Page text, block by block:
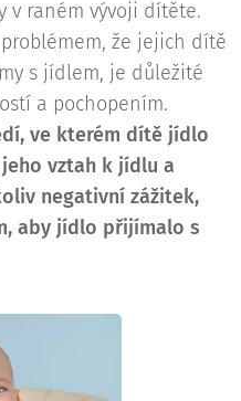
v raném vývoji dítěte.
že jejich dítě
s jídlem, je důležité
a pochopením.
ve kterém dítě jídlo
vztah k jídlu a
negativní zážitek,
aby jídlo přijímalo s